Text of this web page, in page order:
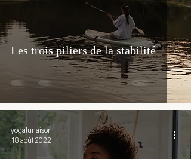
Les trois piliers de la stabilité
yogalunaison
18 août 2022